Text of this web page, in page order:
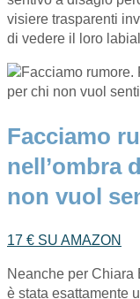
visiere trasparenti
di vedere il loro
Facciamo
nell’ombra
non vuol
17 € SU AMAZON
Neanche per Chiara
è stata esattamente